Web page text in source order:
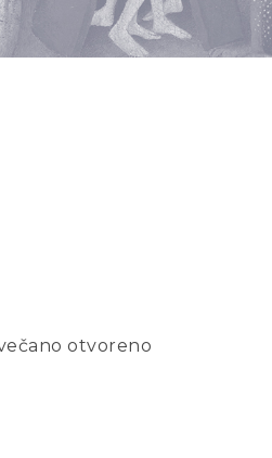
otvoreno